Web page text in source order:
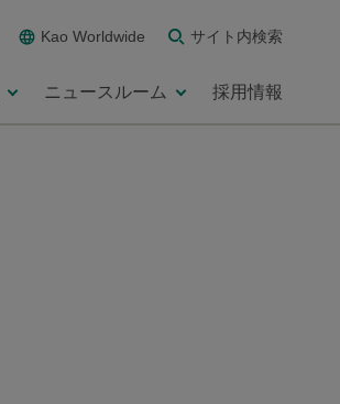
Kao Worldwide サイト内検索
ニュースルーム 採用情報